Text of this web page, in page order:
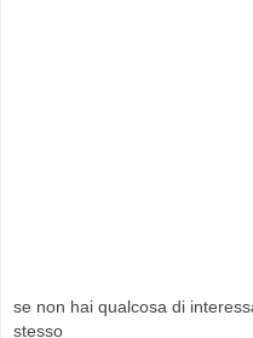
se non hai qualcosa di
stesso